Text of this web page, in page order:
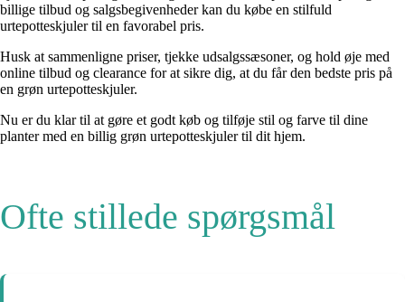
billige tilbud og salgsbegivenheder kan du købe en stilfuld
urtepotteskjuler til en favorabel pris.
Husk at sammenligne priser, tjekke udsalgssæsoner, og hold øje med
online tilbud og clearance for at sikre dig, at du får den bedste pris på
en grøn urtepotteskjuler.
Nu er du klar til at gøre et godt køb og tilføje stil og farve til dine
planter med en billig grøn urtepotteskjuler til dit hjem.
Ofte stillede spørgsmål